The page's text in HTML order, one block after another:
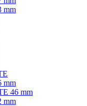
mm
mm
46 mm
mm